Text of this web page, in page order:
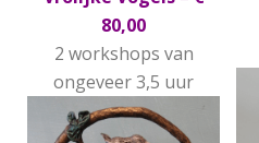
80,00
2 workshops van
ongeveer 3,5 uur